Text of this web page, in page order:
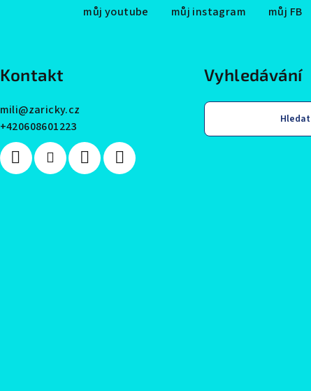
můj youtube můj instagram můj FB
Kontakt
mili@zaricky.cz
+420608601223
Vyhledávání
Hledat